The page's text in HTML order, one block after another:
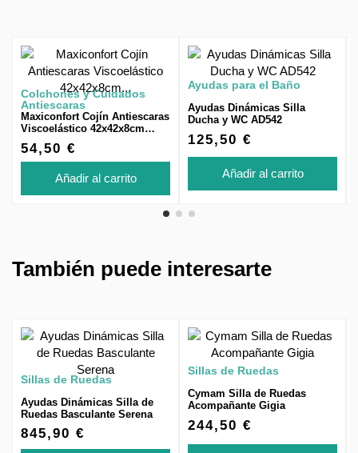
Colchones y Cuidados
Antiescaras
Maxiconfort Cojín Antiescaras
Viscoelástico 42x42x8cm
54,50 €
Añadir al carrito
Ayudas para el Baño
Ayudas Dinámicas Silla
Ducha y WC AD542
125,50 €
Añadir al carrito
También puede interesarte
Sillas de Ruedas
Ayudas Dinámicas Silla de
Ruedas Basculante Serena
845,90 €
Sillas de Ruedas
Cymam Silla de Ruedas
Acompañante Gigia
244,50 €